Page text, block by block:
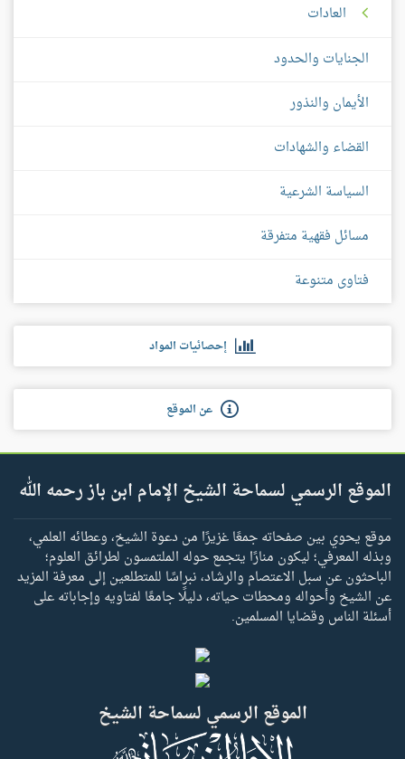
العادات
الجنايات والحدود
الأيمان والنذور
القضاء والشهادات
السياسة الشرعية
مسائل فقهية متفرقة
فتاوى متنوعة
إحصائيات المواد
عن الموقع
الموقع الرسمي لسماحة الشيخ الإمام ابن باز رحمه الله
موقع يحوي بين صفحاته جمعًا غزيرًا من دعوة الشيخ، وعطائه العلمي،
وبذله المعرفي؛ ليكون منارًا يتجمع حوله الملتمسون لطرائق العلوم؛
الباحثون عن سبل الاعتصام والرشاد، نبراسًا للمتطلعين إلى معرفة المزيد
عن الشيخ وأحواله ومحطات حياته، دليلًا جامعًا لفتاويه وإجاباته على
أسئلة الناس وقضايا المسلمين.
الموقع الرسمي لسماحة الشيخ